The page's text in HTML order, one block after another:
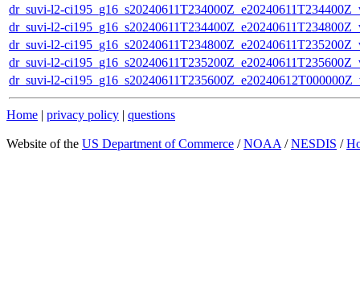
dr_suvi-l2-
dr_suvi-l2-
dr_suvi-l2-
dr_suvi-l2-
dr_suvi-l2-
Home | privacy policy | questions
Website of the US Department of Commerce /NOAA /NESDIS /